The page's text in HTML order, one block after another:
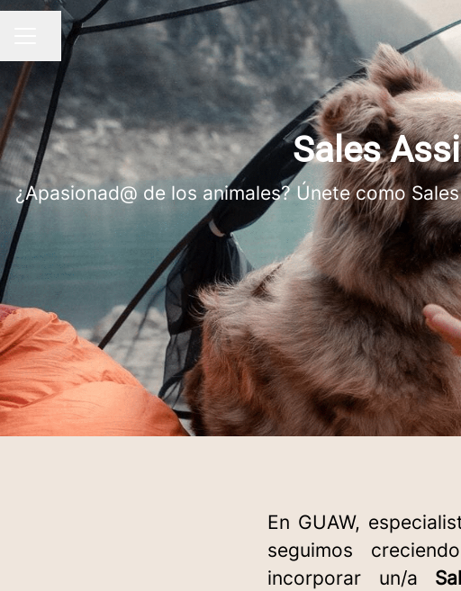
MENÚ DE EMPLEO
Compartir página
Sales
¿Apasionad@ de los animales? Únete como
En GUAW,
seguimos
incorporar un/a